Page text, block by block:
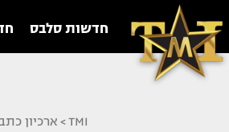
חדשות סלבס
TMI
> ארכיון